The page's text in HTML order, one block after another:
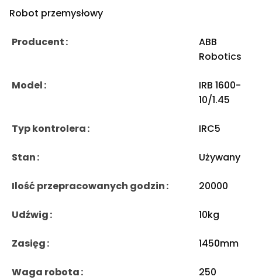
Robot przemysłowy
Producent
ABB
Robotics
Model
IRB 1600-
10/1.45
Typ kontrolera IRC5
Stan Używany
Ilość przepracowanych godzin 20000
Udźwig 10kg
Zasięg 1450mm
Waga robota 250